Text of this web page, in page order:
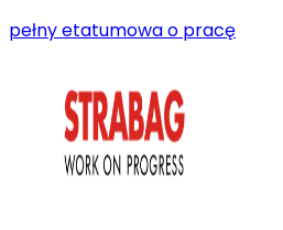
pełny etatumowa o pracę